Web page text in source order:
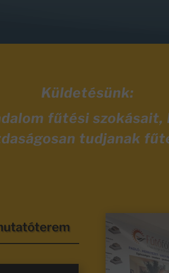
Küldetésünk:
fűtési szokásait,
tudjanak